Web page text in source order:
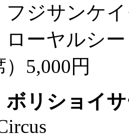
サンケイ
ヤルシー
5,000円
ボリショイ